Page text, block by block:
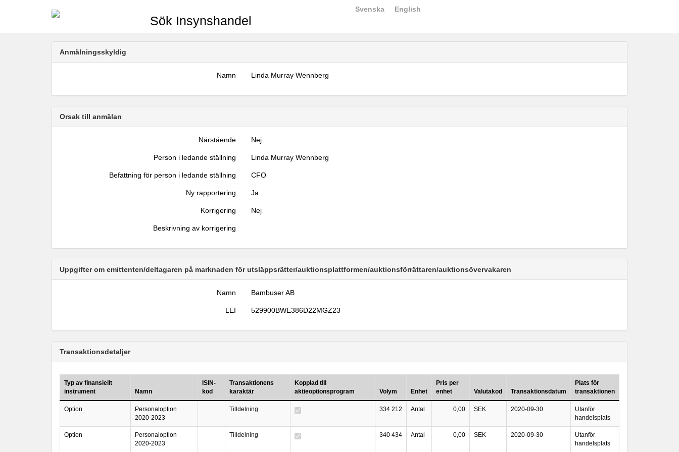
Sök Insynshandel
Svenska English
Anmälningsskyldig
Namn Linda Murray Wennberg
Orsak till anmälan
Närstående Nej
Person i ledande ställning Linda Murray Wennberg
Befattning för person i ledande ställning CFO
Ny rapportering Ja
Korrigering Nej
Beskrivning av korrigering
Uppgifter om emittenten/deltagaren på marknaden för utsläppsrätter/auktionsplattformen/auktionsförrättaren/auktionsövervakaren
Namn Bambuser AB
LEI 529900BWE386D22MGZ23
Transaktionsdetaljer
Typ av finansiellt
instrument
Namn
ISIN-
kod
Transaktionens
karaktär
Kopplad till
aktieoptionsprogram
Volym Enhet
Pris per
enhet
Valutakod Transaktionsdatum
Plats för
transaktionen
Option
Personaloption
2020-2023
Tilldelning 334 212 Antal 0,00 SEK 2020-09-30
Utanför
handelsplats
Option
Personaloption
2020-2023
Tilldelning 340 434 Antal 0,00 SEK 2020-09-30
Utanför
handelsplats